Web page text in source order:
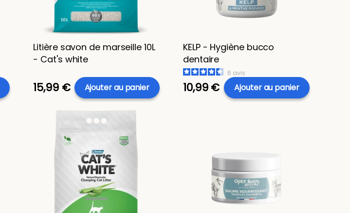
Litière savon de marseille 10L
- Cat's white
15,99 € Ajouter au panier
KELP - Hygiène bucco
dentaire
6 avis
10,99 € Ajouter au panier